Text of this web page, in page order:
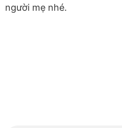
người mẹ nhé.